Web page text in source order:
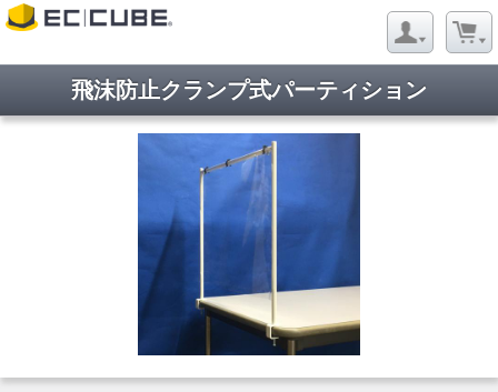
飛沫防止クランプ式パーティション